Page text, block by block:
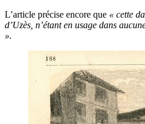
L’article précise encore que « cette
d’Uzès, n’étant en usage dans
».